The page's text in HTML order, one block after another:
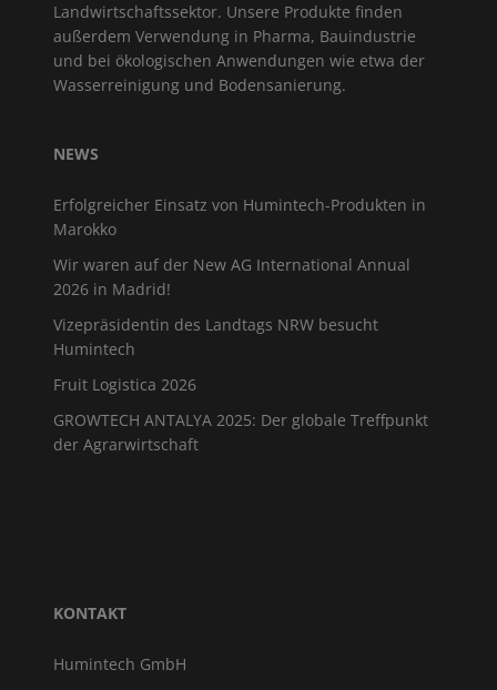
Landwirtschaftssektor. Unsere Produkte finden
außerdem Verwendung in Pharma, Bauindustrie
und bei ökologischen Anwendungen wie etwa der
Wasserreinigung und Bodensanierung.
NEWS
Erfolgreicher Einsatz von Humintech-Produkten in
Marokko
Wir waren auf der New AG International Annual
2026 in Madrid!
Vizepräsidentin des Landtags NRW besucht
Humintech
Fruit Logistica 2026
GROWTECH ANTALYA 2025: Der globale Treffpunkt
der Agrarwirtschaft
KONTAKT
Humintech GmbH